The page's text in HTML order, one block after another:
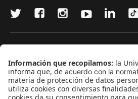
CONTÁCTANOS
cerosetenta@uniandes.edu.co